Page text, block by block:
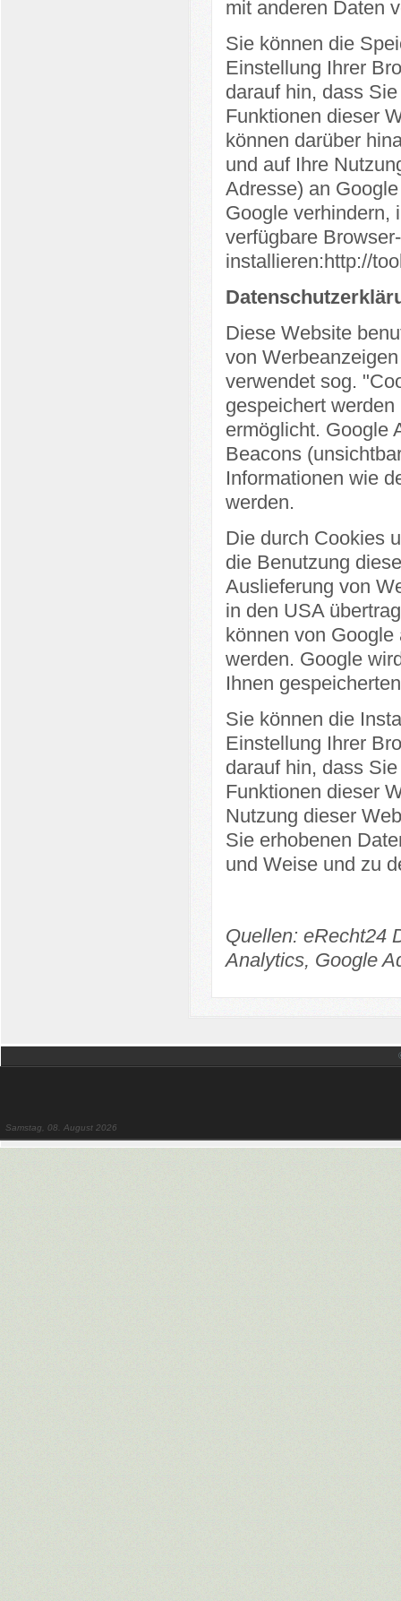
mit anderen Daten
Sie können die
Einstellung Ihrer
darauf hin, dass
Funktionen dieser
können darüber
und auf Ihre
Adresse) an
Google verhindern,
verfügbare
installieren: http://
Diese Website
von
verwendet sog.
gespeichert
ermöglicht. Google
Beacons
Informationen wie
werden.
Die durch Cookies
die Benutzung
Auslieferung von
in den USA
können von
werden. Google
Ihnen
Sie können die
Einstellung Ihrer
darauf hin, dass
Funktionen dieser
Nutzung dieser
Sie erhobenen
und Weise und zu
Quellen: eRecht24
Analytics, Google
Samstag, 08. August 2026